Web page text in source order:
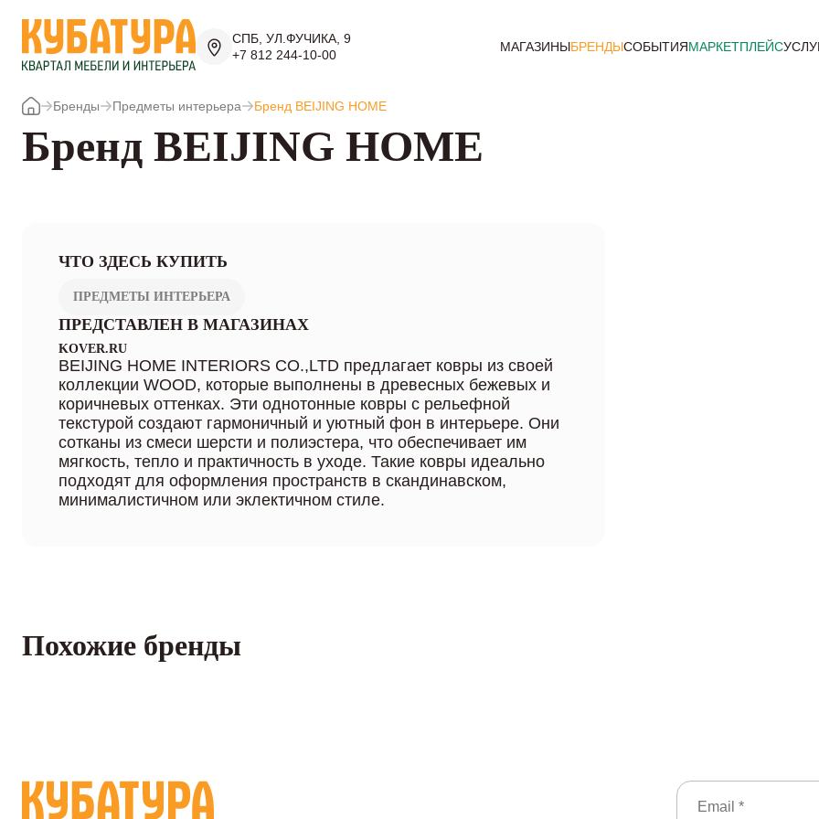
СПБ, УЛ.ФУЧИКА, 9
+7 812 244-10-00
МАГАЗИНЫБРЕНДЫСОБЫТИЯМАРКЕТПЛЕЙС
Бренды Предметы интерьера Бренд BEIJING HOME
Бренд BEIJING HOME
ЧТО ЗДЕСЬ КУПИТЬ
ПРЕДМЕТЫ ИНТЕРЬЕРА
ПРЕДСТАВЛЕН В МАГАЗИНАХ
KOVER.RU
BEIJING HOME INTERIORS CO.,LTD предлагает ковры из своей
коллекции WOOD, которые выполнены в древесных бежевых и
коричневых оттенках. Эти однотонные ковры с рельефной
текстурой создают гармоничный и уютный фон в интерьере. Они
сотканы из смеси шерсти и полиэстера, что обеспечивает им
мягкость, тепло и практичность в уходе. Такие ковры идеально
подходят для оформления пространств в скандинавском,
минималистичном или эклектичном стиле.
Похожие бренды